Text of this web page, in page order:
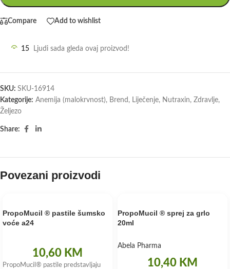
Compare Add to wishlist
15 Ljudi sada gleda ovaj proizvod!
SKU: SKU-16914
Kategorije: Anemija (malokrvnost), Brend , Liječenje, Nutraxin, Zdravlje,
Željezo
Share:
Povezani proizvodi
PropoMucil ® pastile šumsko
voće a24
10,60 KM
PropoMucil® pastile predstavljaju
PropoMucil ® sprej za grlo
20ml
Abela Pharma
10,40 KM